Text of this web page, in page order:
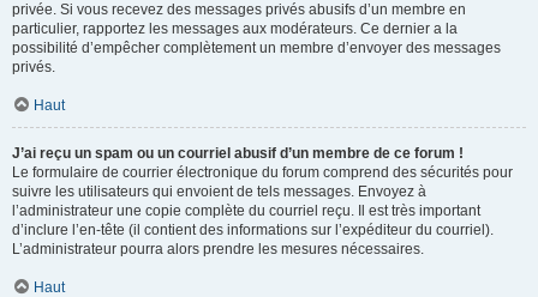
privée. Si vous recevez des messages privés abusifs d’un membre en
particulier, rapportez les messages aux modérateurs. Ce dernier a la
possibilité d’empêcher complètement un membre d’envoyer des messages
privés.
Haut
J’ai reçu un spam ou un courriel abusif d’un membre de ce forum !
Le formulaire de courrier électronique du forum comprend des sécurités pour
suivre les utilisateurs qui envoient de tels messages. Envoyez à
l’administrateur une copie complète du courriel reçu. Il est très important
d’inclure l’en-tête (il contient des informations sur l’expéditeur du courriel).
L’administrateur pourra alors prendre les mesures nécessaires.
Haut